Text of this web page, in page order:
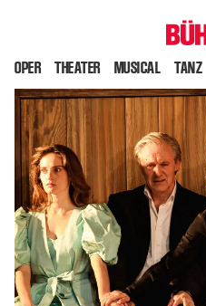
OPER THEATER MUSICAL TANZ